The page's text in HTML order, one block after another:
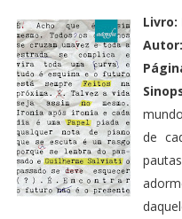
Livro:
Autor:
de